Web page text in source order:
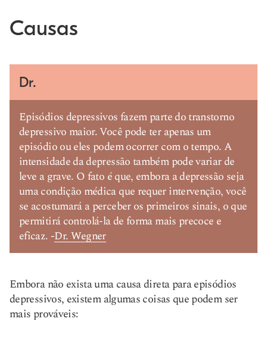
Causas
Dr.
Episódios depressivos fazem parte do transtorno
depressivo maior. Você pode ter apenas um
episódio ou eles podem ocorrer com o tempo. A
intensidade da depressão também pode variar de
leve a grave. O fato é que, embora a depressão seja
uma condição médica que requer intervenção, você
se acostumará a perceber os primeiros sinais, o que
permitirá controlá-la de forma mais precoce e
eficaz. -Dr. Wegner
Embora não exista uma causa direta para episódios
depressivos, existem algumas coisas que podem ser
mais prováveis: